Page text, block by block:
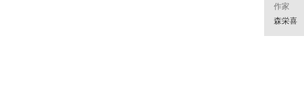
作家
森栄喜